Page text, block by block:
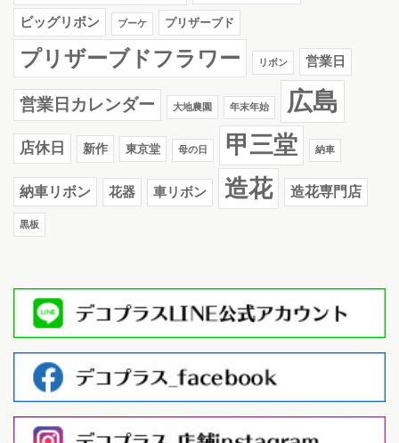
ビッグリボン ブーケ プリザーブド
プリザーブドフラワー リボン 営業日
営業日カレンダー 大地農園 年末年始 広島
店休日 新作 東京堂 母の日 甲三堂 納車
納車リボン 花器 車リボン 造花 造花専門店
黒板